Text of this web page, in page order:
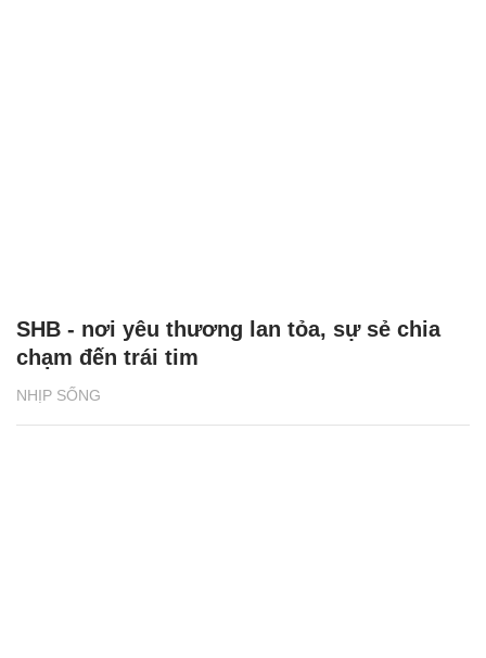
NHỊP SỐNG
SHB - nơi yêu thương lan tỏa, sự sẻ chia
chạm đến trái tim